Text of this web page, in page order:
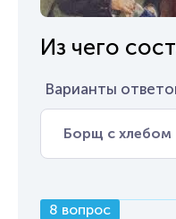
Из чего
Варианты
Борщ с хлебом
8 вопрос